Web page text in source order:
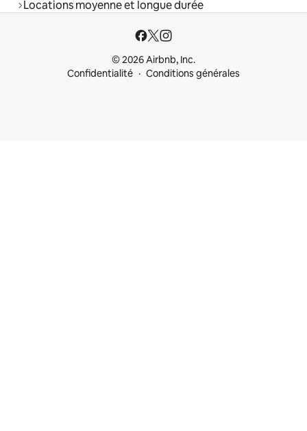
Locations moyenne et longue durée
© 2026 Airbnb, Inc.
Confidentialité
Conditions générales